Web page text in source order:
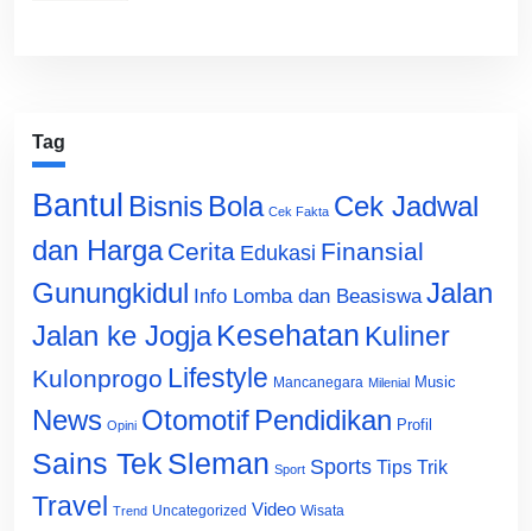
Tag
Bantul Bisnis Bola Cek Fakta Cek Jadwal
dan Harga Cerita Edukasi Finansial
Gunungkidul Info Lomba dan Beasiswa Jalan
Jalan ke Jogja Kesehatan Kuliner
Kulonprogo Lifestyle Mancanegara Milenial Music
News Opini Otomotif Pendidikan Profil
Sains Tek Sleman Sport Sports Tips Trik
Travel Trend Uncategorized Video Wisata